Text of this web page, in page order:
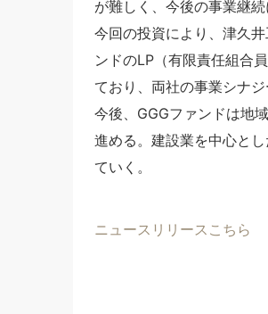
が難しく、今後の事業継続
今回の投資により、津久
ンドのLP（有限責任組合
ており、両社の事業シナジ
今後、GGGファンドは地
進める。建設業を中心と
ていく。
ニュースリリースこちら